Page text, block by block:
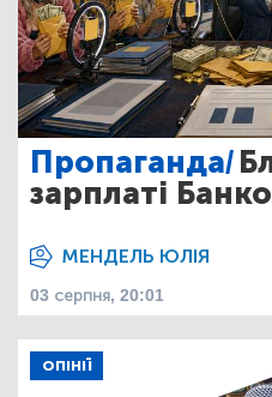
Пропаганда/
зарплаті
МЕНДЕЛЬ ЮЛІЯ
03 серпня, 20:01
ОПІНІЇ